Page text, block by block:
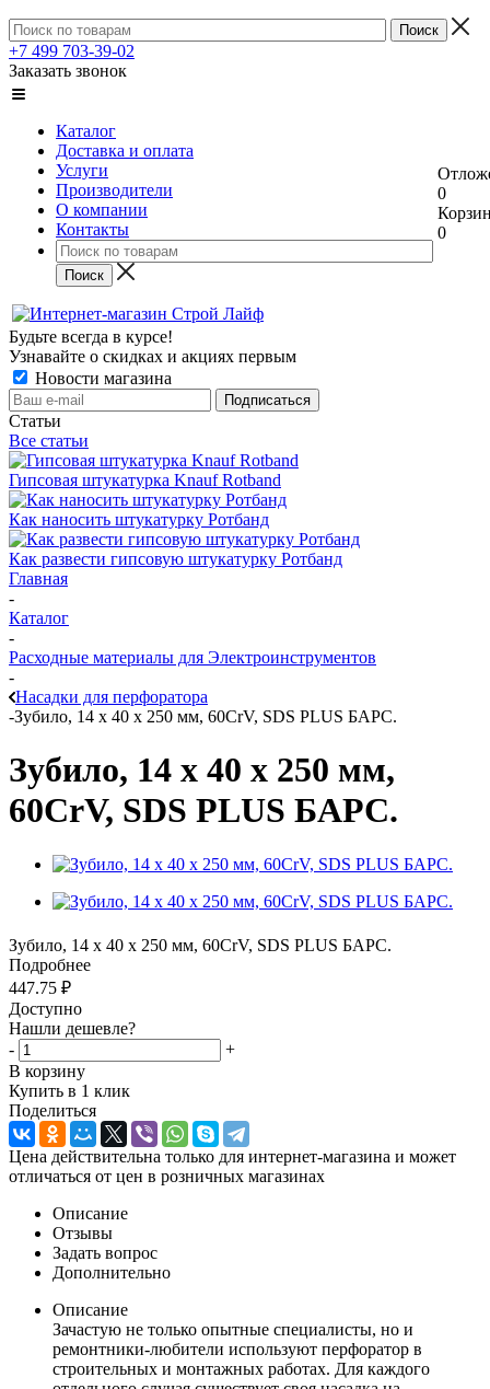
+7 499 703-39-02
Заказать звонок
Каталог
Доставка и оплата
Услуги
Производители
О компании
Контакты
0
0
Будьте всегда в курсе!
Узнавайте о скидках и акциях первым
Новости магазина
Статьи
Все статьи
Гипсовая штукатурка Knauf Rotband
Как наносить штукатурку Ротбанд
Как развести гипсовую штукатурку Ротбанд
Главная
-
Каталог
-
Расходные материалы для Электроинструментов
-
Насадки для перфоратора
-Зубило, 14 х 40 х 250 мм, 60CrV, SDS PLUS БАРС.
Зубило, 14 х 40 х 250 мм,
60CrV, SDS PLUS БАРС.
Зубило, 14 х 40 х 250 мм, 60CrV, SDS PLUS БАРС.
Подробнее
447.75 ₽
Доступно
Нашли дешевле?
-
+
В корзину
Купить в 1 клик
Поделиться
Цена действительна только для интернет-магазина и может
отличаться от цен в розничных магазинах
Описание
Отзывы
Задать вопрос
Дополнительно
Описание
Зачастую не только опытные специалисты, но и
ремонтники-любители используют перфоратор в
строительных и монтажных работах. Для каждого